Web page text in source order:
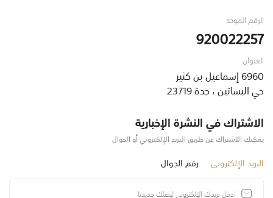
الرقم الموحد
920022257
العنوان
6960 إسماعيل بن كثير
حي البساتين ، جدة 23719
الاشتراك في النشرة الإخبارية
يمكنك الاشتراك عن طريق البريد الإلكتروني أو الجوال
البريد الإلكتروني رقم الجوال